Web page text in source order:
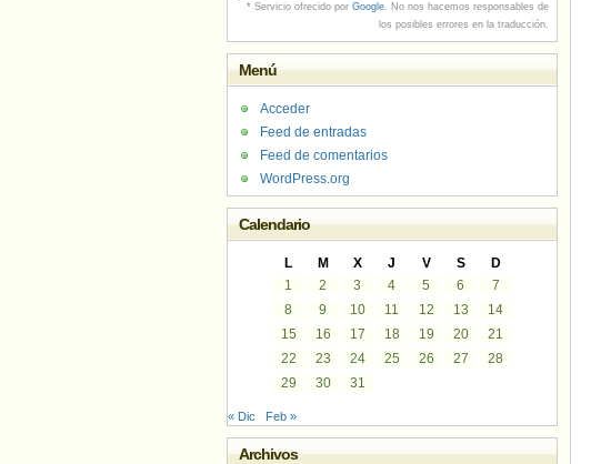
* Servicio ofrecido por Google. No nos hacemos responsables de
los posibles errores en la traducción.
Menú
Acceder
Feed de entradas
Feed de comentarios
WordPress.org
Calendario
L M X J V S
D
1
2 3 4 5 6
7
8
9 10 11 12 13
14
15
16 17 18 19 20
21
22
23 24 25 26 27
28
29
30 31
« Dic Feb »
Archivos